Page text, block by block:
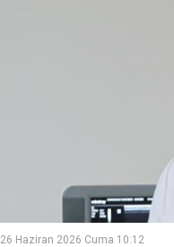
26 Haziran 2026 Cuma 10:12